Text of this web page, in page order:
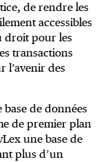
de rendre les
accessibles
droit pour les
transactions
l’avenir des
base de données
de premier plan
une base de
plus d’un